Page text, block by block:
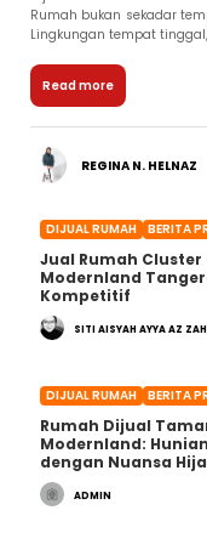
Rumah bukan sekadar
Lingkungan tempat
Read more
REGINA N. HELNAZ
DIJUAL RUMAH BERITA
Jual Rumah Cluster
Modernland
Kompetitif
SITI AISYAH AYYA AZ
DIJUAL RUMAH BERITA
Rumah Dijual
Modernland:
dengan Nuansa
ADMIN